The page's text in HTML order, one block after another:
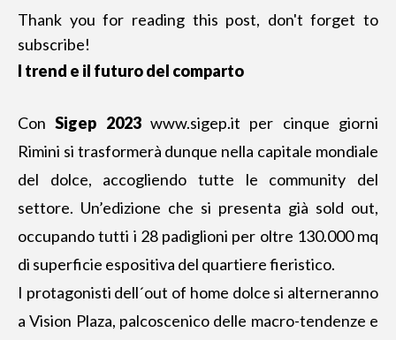
Thank you for reading this post, don't forget to
subscribe!
I trend e il futuro del comparto
ConSigep 2023www.sigep.it per cinque giorni
Rimini si trasformerà dunque nella capitale mondiale
del dolce, accogliendo tutte le community del
settore. Un’edizione che si presenta già sold out,
occupando tutti i 28 padiglioni per oltre 130.000 mq
di superficie espositiva del quartiere fieristico.
I protagonisti dell´out of home dolce si alterneranno
a Vision Plaza, palcoscenico delle macro-tendenze e